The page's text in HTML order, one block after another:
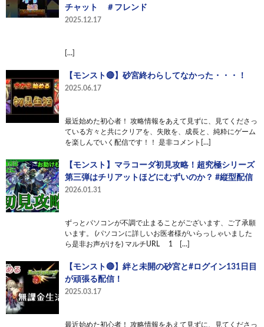
チャット ＃フレンド
2025.12.17
[…]
【モンスト🔴】砂宮終わらしてなかった・・・！
2025.06.17
最近始めた初心者！ 攻略情報をあえて見ずに、見てくださっ
ている方々と共にクリアを、失敗を、成長と、純粋にゲーム
を楽しんでいく配信です！！ 是非コメント[…]
【モンスト】マラコーダ初見攻略！超究極シリーズ
第三弾はチリアットほどにむずいのか？ #縦型配信
2026.01.31
ずっとパソコンが不調で止まることがございます、ご了承願
います。 (パソコンに詳しいお医者様がいらっしゃいました
ら是非お声がけを) マルチURL 1 […]
【モンスト🔴】絆と未開の砂宮と#ログイン131日目
が頑張る配信！
2025.03.17
最近始めた初心者！ 攻略情報をあえて見ずに、見てくださっ